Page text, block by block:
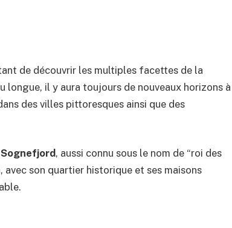
de découvrir les multiples facettes de la
longue, il y aura toujours de nouveaux horizons à
des villes pittoresques ainsi que des
Sognefjord, aussi connu sous le nom de “roi des
, avec son quartier historique et ses maisons